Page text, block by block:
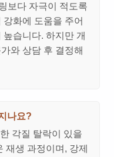
보다 자극이 적도록
화에 도움을 주어
습니다. 하지만 개
와 상담 후 결정해
나요?
각질 탈락이 있을
재생 과정이며, 강제